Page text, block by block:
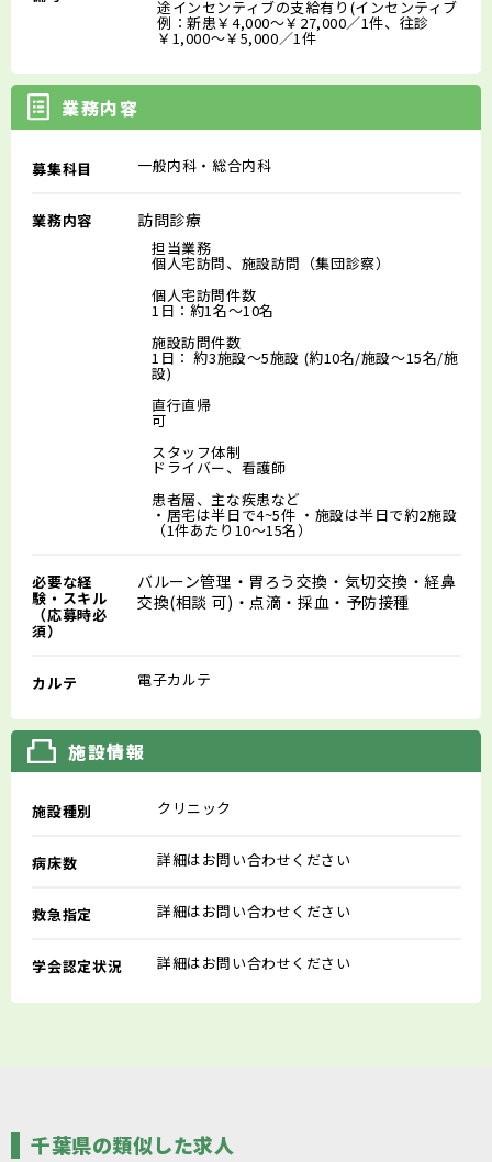
途インセンティブの支給有り(インセンティブ
例：新患￥4,000～￥27,000／1件、往診
￥1,000～￥5,000／1件
業務内容
募集科目 一般内科・総合内科
業務内容 訪問診療
担当業務
個人宅訪問、施設訪問（集団診察）
個人宅訪問件数
1日：約1名～10名
施設訪問件数
1日： 約3施設～5施設 (約10名/施設～15名/施
設)
直行直帰
可
スタッフ体制
ドライバー、看護師
患者層、主な疾患など
・居宅は半日で4~5件 ・施設は半日で約2施設
（1件あたり10～15名）
必要な経
験・スキル
（応募時必
須）
バルーン管理‧胃ろう交換‧気切交換‧経⿐
交換(相談 可)‧点滴‧採⾎‧予防接種
カルテ 電子カルテ
施設情報
施設種別 クリニック
病床数 詳細はお問い合わせください
救急指定 詳細はお問い合わせください
学会認定状況 詳細はお問い合わせください
千葉県の類似した求人